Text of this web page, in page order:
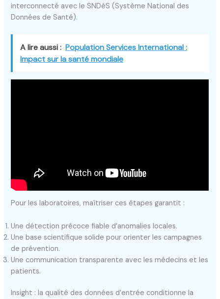
interconnecté avec le SNDéS (Système National des
Données de Santé).
A lire aussi : Population Services International :
Impact sur la santé mondiale
Pour les laboratoires, maîtriser ces étapes garantit :
Une détection précoce fiable d’anomalies locales.
Une base scientifique solide pour orienter les campagnes
de prévention.
Une communication transparente avec les médecins et les
patients.
Insight : la qualité des données d’entrée conditionne la